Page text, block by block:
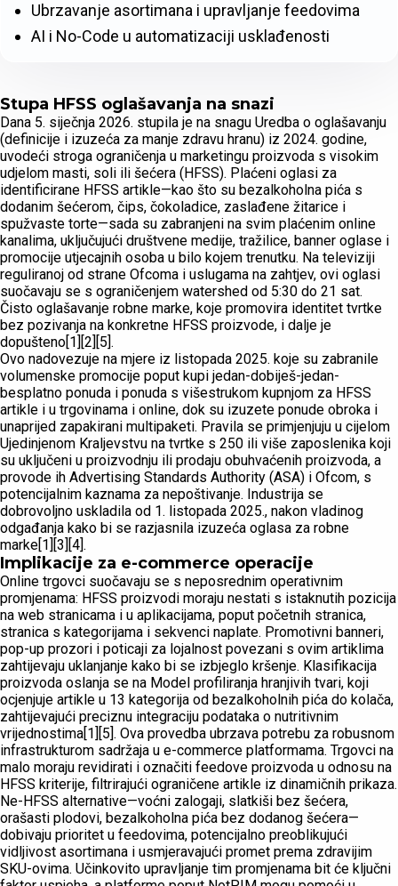
Stupa HFSS oglašavanja na snazi
Dana 5. siječnja 2026. stupila je na snagu Uredba o oglašavanju
(definicije i izuzeća za manje zdravu hranu) iz 2024. godine,
uvodeći stroga ograničenja u marketingu proizvoda s visokim
udjelom masti, soli ili šećera (HFSS). Plaćeni oglasi za
identificirane HFSS artikle—kao što su bezalkoholna pića s
dodanim šećerom, čips, čokoladice, zaslađene žitarice i
spužvaste torte—sada su zabranjeni na svim plaćenim online
kanalima, uključujući društvene medije, tražilice, banner oglase i
promocije utjecajnih osoba u bilo kojem trenutku. Na televiziji
reguliranoj od strane Ofcoma i uslugama na zahtjev, ovi oglasi
suočavaju se s ograničenjem watershed od 5:30 do 21 sat.
Čisto oglašavanje robne marke, koje promovira identitet tvrtke
bez pozivanja na konkretne HFSS proizvode, i dalje je
dopušteno[1][2][5].
Ovo nadovezuje na mjere iz listopada 2025. koje su zabranile
volumenske promocije poput kupi jedan-dobiješ-jedan-
besplatno ponuda i ponuda s višestrukom kupnjom za HFSS
artikle i u trgovinama i online, dok su izuzete ponude obroka i
unaprijed zapakirani multipaketi. Pravila se primjenjuju u cijelom
Ujedinjenom Kraljevstvu na tvrtke s 250 ili više zaposlenika koji
su uključeni u proizvodnju ili prodaju obuhvaćenih proizvoda, a
provode ih Advertising Standards Authority (ASA) i Ofcom, s
potencijalnim kaznama za nepoštivanje. Industrija se
dobrovoljno uskladila od 1. listopada 2025., nakon vladinog
odgađanja kako bi se razjasnila izuzeća oglasa za robne
marke[1][3][4].
Implikacije za e-commerce operacije
Online trgovci suočavaju se s neposrednim operativnim
promjenama: HFSS proizvodi moraju nestati s istaknutih pozicija
na web stranicama i u aplikacijama, poput početnih stranica,
stranica s kategorijama i sekvenci naplate. Promotivni banneri,
pop-up prozori i poticaji za lojalnost povezani s ovim artiklima
zahtijevaju uklanjanje kako bi se izbjeglo kršenje. Klasifikacija
proizvoda oslanja se na Model profiliranja hranjivih tvari, koji
ocjenjuje artikle u 13 kategorija od bezalkoholnih pića do kolača,
zahtijevajući preciznu integraciju podataka o nutritivnim
vrijednostima[1][5]. Ova provedba ubrzava potrebu za robusnom
infrastrukturom sadržaja u e-commerce platformama. Trgovci na
malo moraju revidirati i označiti feedove proizvoda u odnosu na
HFSS kriterije, filtrirajući ograničene artikle iz dinamičnih prikaza.
Ne-HFSS alternative—voćni zalogaji, slatkiši bez šećera,
orašasti plodovi, bezalkoholna pića bez dodanog šećera—
dobivaju prioritet u feedovima, potencijalno preoblikujući
vidljivost asortimana i usmjeravajući promet prema zdravijim
SKU-ovima. Učinkovito upravljanje tim promjenama bit će ključni
Ubrzavanje asortimana i upravljanje feedovima
AI i No-Code u automatizaciji usklađenosti